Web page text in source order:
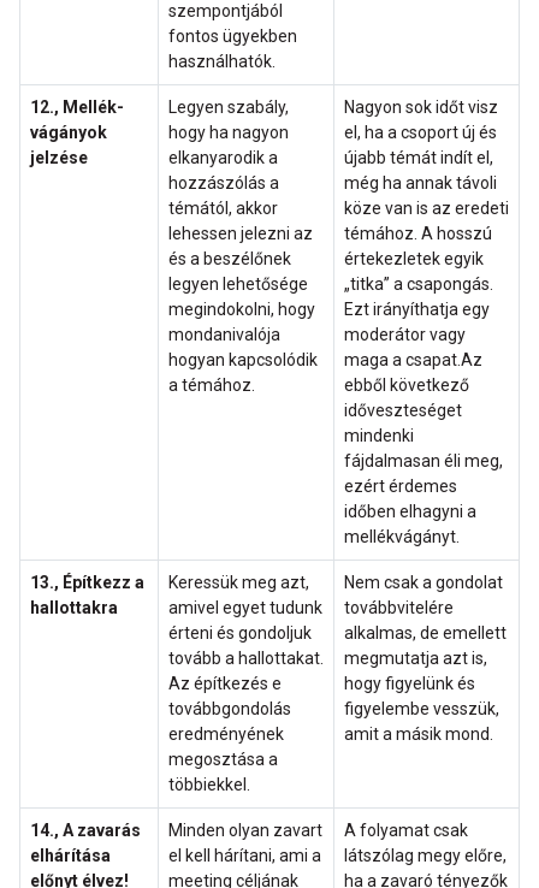
szempontjából
fontos ügyekben
használhatók.
12., Mellék-
vágányok
jelzése
Legyen szabály,
hogy ha nagyon
elkanyarodik a
hozzászólás a
témától, akkor
lehessen jelezni az
és a beszélőnek
legyen lehetősége
megindokolni, hogy
mondanivalója
hogyan kapcsolódik
a témához.
Nagyon sok időt visz
el, ha a csoport új és
újabb témát indít el,
még ha annak távoli
köze van is az eredeti
témához. A hosszú
értekezletek egyik
„titka” a csapongás.
Ezt irányíthatja egy
moderátor vagy
maga a csapat.Az
ebből következő
időveszteséget
mindenki
fájdalmasan éli meg,
ezért érdemes
időben elhagyni a
mellékvágányt.
13., Építkezz a
hallottakra
Keressük meg azt,
amivel egyet tudunk
érteni és gondoljuk
tovább a hallottakat.
Az építkezés e
továbbgondolás
eredményének
megosztása a
többiekkel.
Nem csak a gondolat
továbbvitelére
alkalmas, de emellett
megmutatja azt is,
hogy figyelünk és
figyelembe vesszük,
amit a másik mond.
14., A zavarás
elhárítása
előnyt élvez!
Minden olyan zavart
el kell hárítani, ami a
meeting céljának
A folyamat csak
látszólag megy előre,
ha a zavaró tényezők